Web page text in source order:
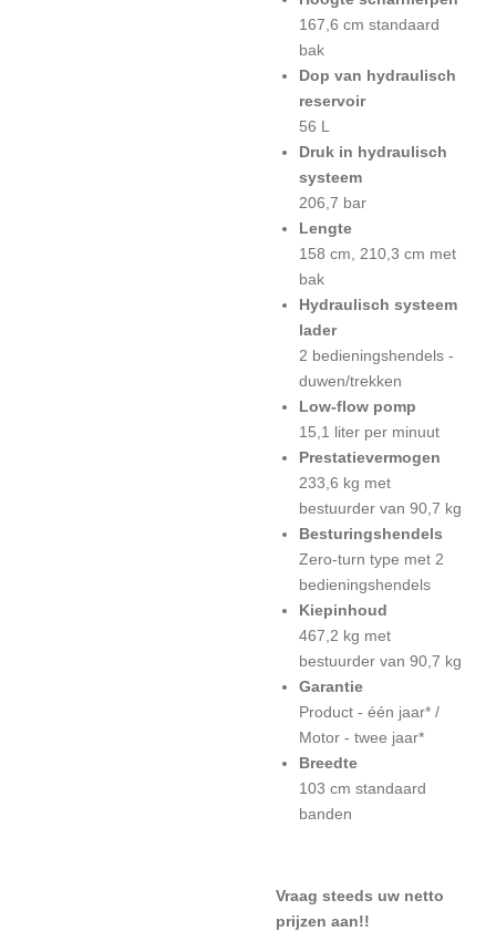
167,6 cm standaard
bak
Dop van hydraulisch
reservoir
56 L
Druk in hydraulisch
systeem
206,7 bar
Lengte
158 cm, 210,3 cm met
bak
Hydraulisch systeem
lader
2 bedieningshendels -
duwen/trekken
Low-flow pomp
15,1 liter per minuut
Prestatievermogen
233,6 kg met
bestuurder van 90,7 kg
Besturingshendels
Zero-turn type met 2
bedieningshendels
Kiepinhoud
467,2 kg met
bestuurder van 90,7 kg
Garantie
Product - één jaar* /
Motor - twee jaar*
Breedte
103 cm standaard
banden
Vraag steeds uw netto
prijzen aan!!